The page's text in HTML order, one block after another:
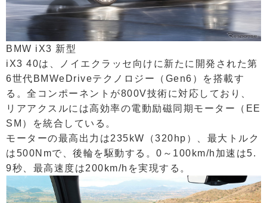
BMW iX3 新型
iX3 40は、ノイエクラッセ向けに新たに開発された第
6世代BMWeDriveテクノロジー（Gen6）を搭載す
る。全コンポーネントが800V技術に対応しており、
リアアクスルには高効率の電動励磁同期モーター（EE
SM）を統合している。
モーターの最高出力は235kW（320hp）、最大トルク
は500Nmで、後輪を駆動する。0～100km/h加速は5.
9秒、最高速度は200km/hを実現する。